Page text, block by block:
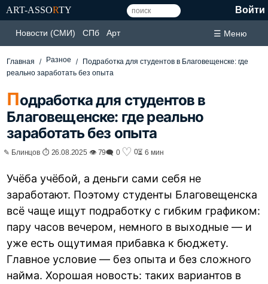
ART-ASSORTY Войти
Новости (СМИ) СПб Арт ☰ Меню
Главная Разное
Подработка для студентов в Благовещенске: где
реально заработать без опыта
Подработка для студентов в
Благовещенске: где реально
заработать без опыта
✎ Блинцов ⏱ 26.08.2025 👁 79🗨 0 ♡ 0⏳ 6 мин
Учёба учёбой, а деньги сами себя не
заработают. Поэтому студенты Благовещенска
всё чаще ищут подработку с гибким графиком:
пару часов вечером, немного в выходные — и
уже есть ощутимая прибавка к бюджету.
Главное условие — без опыта и без сложного
найма. Хорошая новость: таких вариантов в